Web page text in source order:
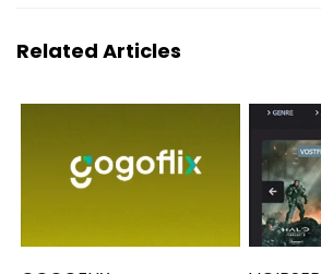
Related Articles